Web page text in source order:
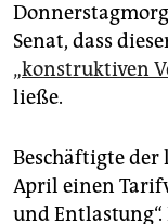
Senat, dass
„konstruktiven
ließe.
Beschäftigte
April einen
und